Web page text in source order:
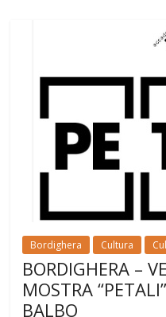
Bordighera Cultura
BORDIGHERA –
MOSTRA
BALBO